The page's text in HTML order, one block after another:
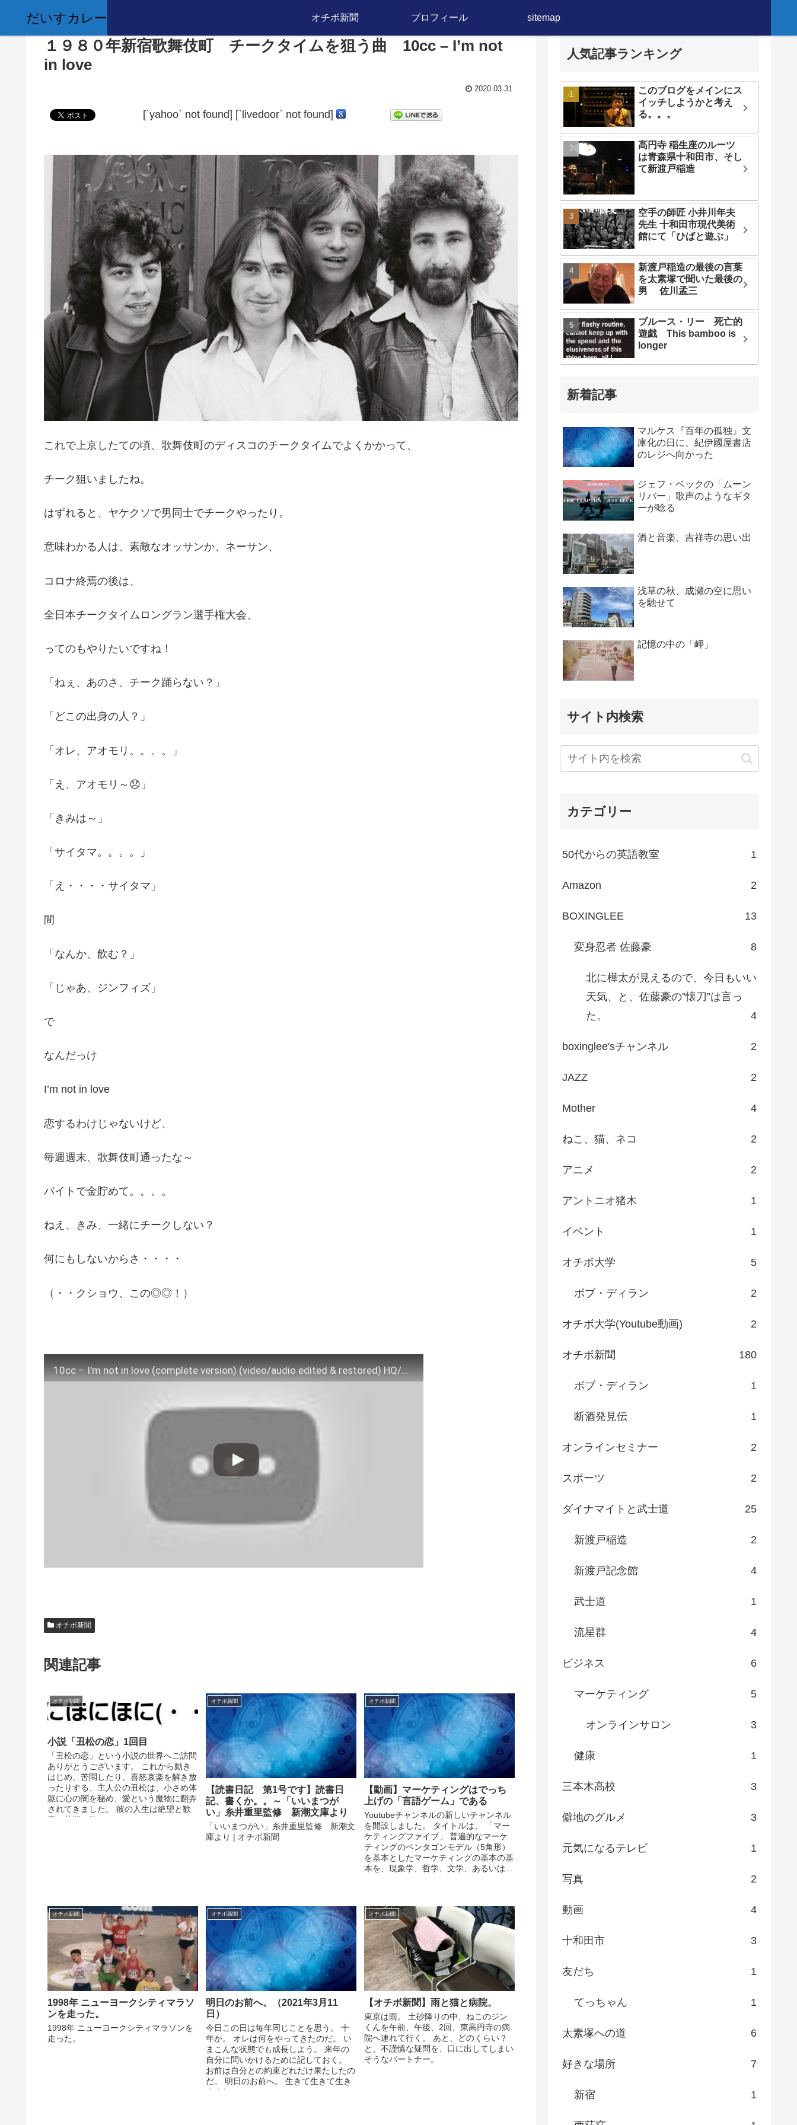
だいすカレー オチボ新聞 プロフィール sitemap
１９８０年新宿歌舞伎町 チークタイムを狙う曲 10cc – I’m not
in love
2020.03.31
[`yahoo` not found] [`livedoor` not found]
これで上京したての頃、歌舞伎町のディスコのチークタイムでよくかかって、
チーク狙いましたね。
はずれると、ヤケクソで男同士でチークやったり。
意味わかる人は、素敵なオッサンか、ネーサン、
コロナ終焉の後は、
全日本チークタイムロングラン選手権大会、
ってのもやりたいですね！
「ねぇ、あのさ、チーク踊らない？」
「どこの出身の人？」
「オレ、アオモリ。。。。」
「え、アオモリ～ 😞 」
「きみは～」
「サイタマ。。。。」
「え・・・・サイタマ」
間
「なんか、飲む？」
「じゃあ、ジンフィズ」
で
なんだっけ
I’m not in love
恋するわけじゃないけど、
毎週週末、歌舞伎町通ったな～
バイトで金貯めて。。。。
ねえ、きみ、一緒にチークしない？
何にもしないからさ・・・・
（・・クショウ、この◎◎！）
10cc – I'm not in love (complete version) (video/audio edited & restored) HQ/HD
オチボ新聞
関連記事
オチボ新聞
小説「丑松の恋」1回目
「丑松の恋」という小説の世界へご訪問
ありがとうございます。 これから動き
はじめ、苦悶したり、喜怒哀楽を解き放
ったりする、主人公の丑松は、小さめ体
躯に心の闇を秘め、愛という魔物に翻弄
されてきました。 彼の人生は絶望と歓
喜、苦悩と欲...
オチボ新聞
【読書日記 第1号です】読書日
記、書くか。。～「いいまつが
い」糸井重里監修 新潮文庫より
「いいまつがい」糸井重里監修 新潮文
庫より | オチボ新聞
オチボ新聞
【動画】マーケティングはでっち
上げの「言語ゲーム」である
Youtubeチャンネルの新しいチャンネル
を開設しました。 タイトルは、 「マー
ケティングファイブ」 普遍的なマーケ
ティングのペンタゴンモデル（5角形）
を基本としたマーケティングの基本の基
本を、現象学、哲学、文学、あるいは...
オチボ新聞
1998年 ニューヨークシティマラソ
ンを走った。
1998年 ニューヨークシティマラソンを
走った。
オチボ新聞
明日のお前へ。（2021年3月11
日）
今日この日は毎年同じことを思う。 十
年か。 オレは何をやってきたのだ。 い
まこんな状態でも成長しよう。 来年の
自分に問いかけるために記しておく。
お前は自分との約束どれだけ果たしたの
だ。 明日のお前へ。 生きて生きて生き
まくれ...
オチボ新聞
【オチボ新聞】雨と猫と病院。
東京は雨。 土砂降りの中、ねこのジン
くんを午前、午後、2回、東高円寺の病
院へ連れて行く。 あと、どのくらい？
と、不謹慎な疑問を、口に出してしまい
そうなパートナー。
人気記事ランキング
このブログをメインにス
イッチしようかと考え
る。。。
高円寺 稲生座のルーツ
は青森県十和田市、そし
て新渡戸稲造
空手の師匠 小井川年夫
先生 十和田市現代美術
館にて「ひばと遊ぶ」
新渡戸稲造の最後の言葉
を太素塚で聞いた最後の
男 佐川孟三
ブルース・リー 死亡的
遊戯 This bamboo is
longer
新着記事
マルケス『百年の孤独』文
庫化の日に、紀伊國屋書店
のレジへ向かった
ジェフ・ベックの「ムーン
リバー」歌声のようなギタ
ーが唸る
酒と音楽、吉祥寺の思い出
浅草の秋、成瀬の空に思い
を馳せて
記憶の中の「岬」
サイト内検索
カテゴリー
50代からの英語教室 1
Amazon 2
BOXINGLEE 13
変身忍者 佐藤豪 8
北に樺太が見えるので、今日もいい
天気、と、佐藤豪の”懐刀”は言っ
た。
4
boxinglee'sチャンネル 2
JAZZ 2
Mother 4
ねこ、猫、ネコ 2
アニメ 2
アントニオ猪木 1
イベント 1
オチボ大学 5
ボブ・ディラン 2
オチボ大学(Youtube動画) 2
オチボ新聞 180
ボブ・ディラン 1
断酒発見伝 1
オンラインセミナー 2
スポーツ 2
ダイナマイトと武士道 25
新渡戸稲造 2
新渡戸記念館 4
武士道 1
流星群 4
ビジネス 6
マーケティング 5
オンラインサロン 3
健康 1
三本木高校 3
僻地のグルメ 3
元気になるテレビ 1
写真 2
動画 4
十和田市 3
友だち 1
てっちゃん 1
太素塚への道 6
好きな場所 7
新宿 1